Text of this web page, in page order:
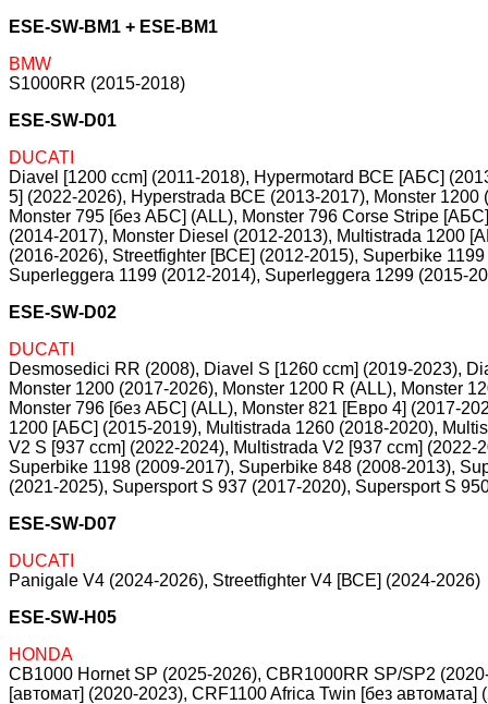
ESE-SW-BM1 + ESE-BM1
BMW
S1000RR (2015-2018)
ESE-SW-D01
DUCATI
Diavel [1200 ccm] (2011-2018), Hypermotard ВСЕ [АБС]
5] (2022-2026), Hyperstrada ВСЕ (2013-2017), Monster
Monster 795 [без АБС] (ALL), Monster 796 Corse Stripe
(2014-2017), Monster Diesel (2012-2013), Multistrada 1200
(2016-2026), Streetfighter [ВСЕ] (2012-2015), Superbike
Superleggera 1199 (2012-2014), Superleggera 1299 (2015-
ESE-SW-D02
DUCATI
Desmosedici RR (2008), Diavel S [1260 ccm] (2019-2023),
Monster 1200 (2017-2026), Monster 1200 R (ALL), Monster
Monster 796 [без АБС] (ALL), Monster 821 [Евро 4] (2017-
1200 [АБС] (2015-2019), Multistrada 1260 (2018-2020),
V2 S [937 ccm] (2022-2024), Multistrada V2 [937 ccm]
Superbike 1198 (2009-2017), Superbike 848 (2008-2013),
(2021-2025), Supersport S 937 (2017-2020), Supersport S
ESE-SW-D07
DUCATI
Panigale V4 (2024-2026), Streetfighter V4 [ВСЕ] (2024-2026)
ESE-SW-H05
HONDA
CB1000 Hornet SP (2025-2026), CBR1000RR SP/SP2
[автомат] (2020-2023), CRF1100 Africa Twin [без автомата]